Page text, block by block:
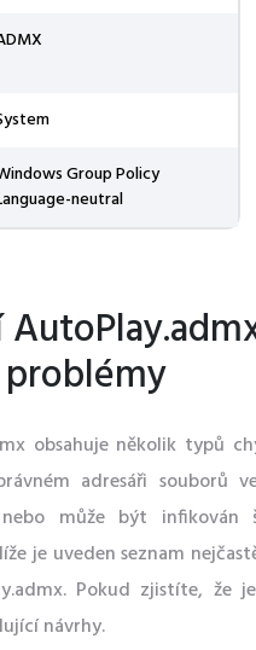
Group Policy
neutral
obsahuje několik typů
adresáři souborů
může být
je uveden seznam
Pokud zjistíte, že
návrhy.